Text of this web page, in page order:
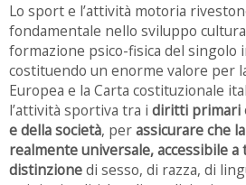
Lo sport e l’attività motoria
fondamentale nello sviluppo
formazione psico-fisica del singolo
costituendo un enorme valore per
Europea e la Carta costituzionale
l’attività sportiva tra i diritti primari
e della società, perassicurare che
realmente universale, accessibile a
distinzionedi sesso, di razza, di